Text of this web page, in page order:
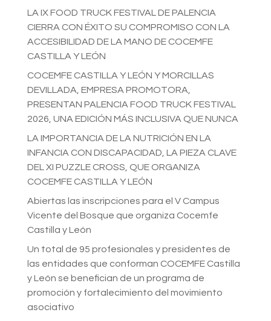
LA IX FOOD TRUCK FESTIVAL DE PALENCIA
CIERRA CON ÉXITO SU COMPROMISO CON LA
ACCESIBILIDAD DE LA MANO DE COCEMFE
CASTILLA Y LEÓN
COCEMFE CASTILLA Y LEÓN Y MORCILLAS
DEVILLADA, EMPRESA PROMOTORA,
PRESENTAN PALENCIA FOOD TRUCK FESTIVAL
2026, UNA EDICIÓN MÁS INCLUSIVA QUE NUNCA
LA IMPORTANCIA DE LA NUTRICIÓN EN LA
INFANCIA CON DISCAPACIDAD, LA PIEZA CLAVE
DEL XI PUZZLE CROSS, QUE ORGANIZA
COCEMFE CASTILLA Y LEÓN
Abiertas las inscripciones para el V Campus
Vicente del Bosque que organiza Cocemfe
Castilla y León
Un total de 95 profesionales y presidentes de
las entidades que conforman COCEMFE Castilla
y León se benefician de un programa de
promoción y fortalecimiento del movimiento
asociativo